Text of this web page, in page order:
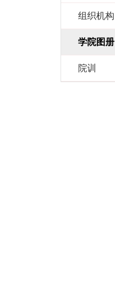
组织机构
学院图册
院训